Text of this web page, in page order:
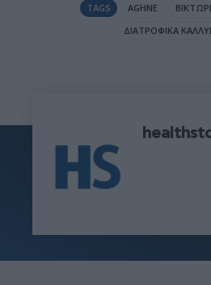
TAGS AGHNE
ΔΙΑΤΡΟΦΙΚΆ